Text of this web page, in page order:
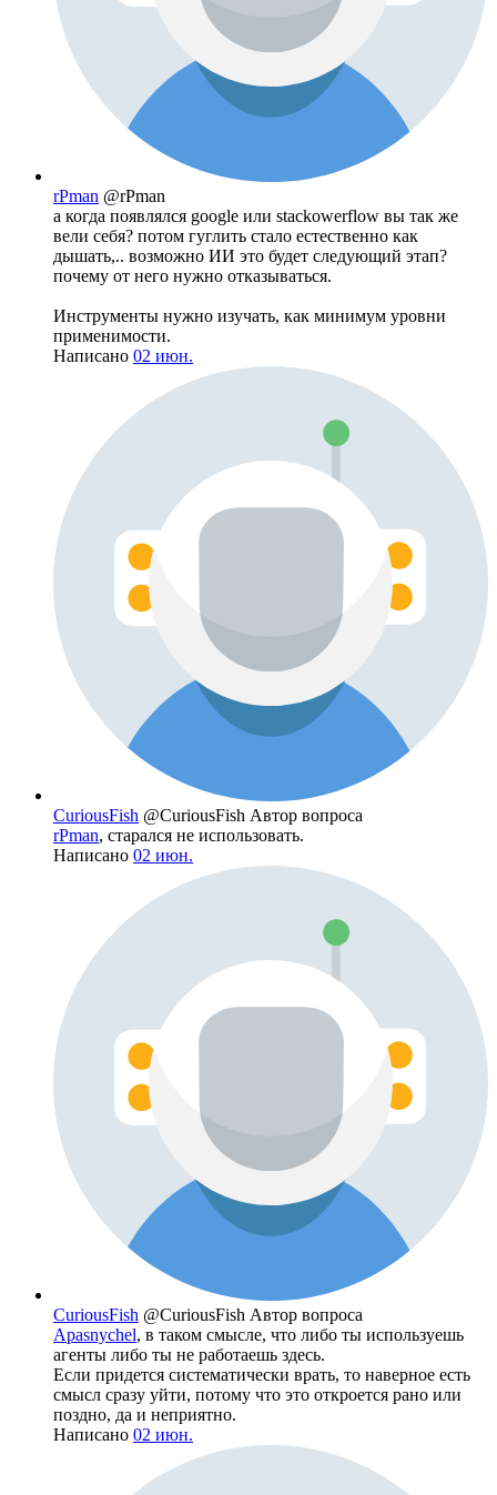
rPman @rPman
а когда появлялся google или stackowerflow вы так же
вели себя? потом гуглить стало естественно как
дышать,.. возможно ИИ это будет следующий этап?
почему от него нужно отказываться.
Инструменты нужно изучать, как минимум уровни
применимости.
Написано 02 июн.
CuriousFish @CuriousFish Автор вопроса
rPman, старался не использовать.
Написано 02 июн.
CuriousFish @CuriousFish Автор вопроса
Apasnychel, в таком смысле, что либо ты используешь
агенты либо ты не работаешь здесь.
Если придется систематически врать, то наверное есть
смысл сразу уйти, потому что это откроется рано или
поздно, да и неприятно.
Написано 02 июн.